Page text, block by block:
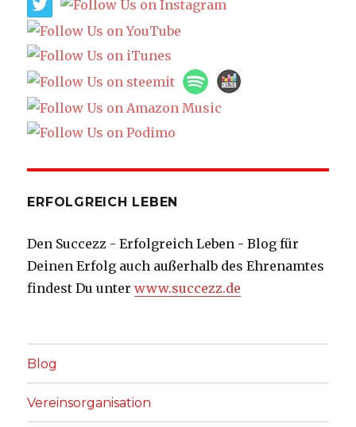
ERFOLGREICH LEBEN
Den Succezz - Erfolgreich Leben - Blog für
Deinen Erfolg auch außerhalb des Ehrenamtes
findest Du unterwww.succezz.de
Blog
Vereinsorganisation